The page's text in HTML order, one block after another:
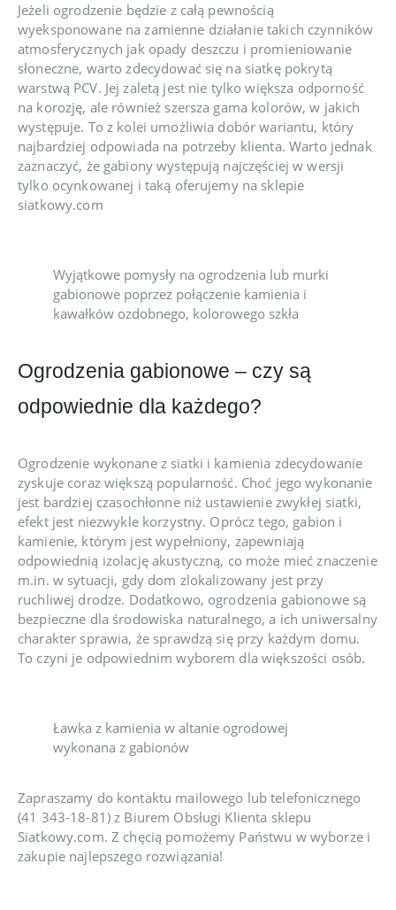
Jeżeli ogrodzenie będzie z całą pewnością
wyeksponowane na zamienne działanie takich czynników
atmosferycznych jak opady deszczu i promieniowanie
słoneczne, warto zdecydować się na siatkę pokrytą
warstwą PCV. Jej zaletą jest nie tylko większa odporność
na korozję, ale również szersza gama kolorów, w jakich
występuje. To z kolei umożliwia dobór wariantu, który
najbardziej odpowiada na potrzeby klienta. Warto jednak
zaznaczyć, że gabiony występują najczęściej w wersji
tylko ocynkowanej i taką oferujemy na sklepie
siatkowy.com
Wyjątkowe pomysły na ogrodzenia lub murki
gabionowe poprzez połączenie kamienia i
kawałków ozdobnego, kolorowego szkła
Ogrodzenia gabionowe – czy są
odpowiednie dla każdego?
Ogrodzenie wykonane z siatki i kamienia zdecydowanie
zyskuje coraz większą popularność. Choć jego wykonanie
jest bardziej czasochłonne niż ustawienie zwykłej siatki,
efekt jest niezwykle korzystny. Oprócz tego, gabion i
kamienie, którym jest wypełniony, zapewniają
odpowiednią izolację akustyczną, co może mieć znaczenie
m.in. w sytuacji, gdy dom zlokalizowany jest przy
ruchliwej drodze. Dodatkowo, ogrodzenia gabionowe są
bezpieczne dla środowiska naturalnego, a ich uniwersalny
charakter sprawia, że sprawdzą się przy każdym domu.
To czyni je odpowiednim wyborem dla większości osób.
Ławka z kamienia w altanie ogrodowej
wykonana z gabionów
Zapraszamy do kontaktu mailowego lub telefonicznego
(41 343-18-81)z Biurem Obsługi Klienta sklepu
Siatkowy.com. Z chęcią pomożemy Państwu w wyborze i
zakupie najlepszego rozwiązania!